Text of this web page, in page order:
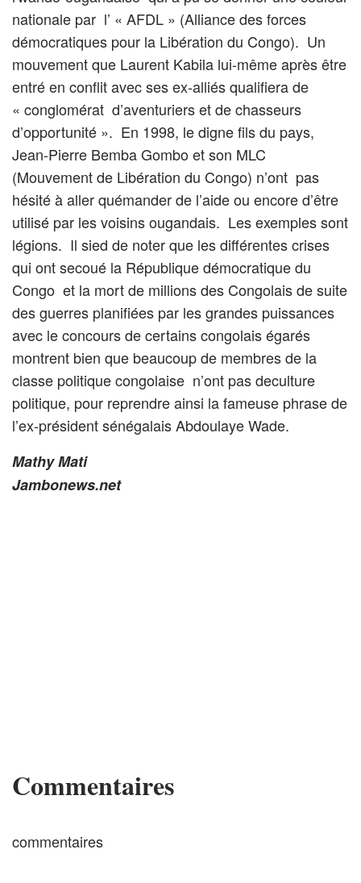
nationale par l’ « AFDL » (Alliance des forces
démocratiques pour la Libération du Congo). Un
mouvement que Laurent Kabila lui-même après être
entré en conflit avec ses ex-alliés qualifiera de
« conglomérat d’aventuriers et de chasseurs
d’opportunité ». En 1998, le digne fils du pays,
Jean-Pierre Bemba Gombo et son MLC
(Mouvement de Libération du Congo) n’ont pas
hésité à aller quémander de l’aide ou encore d’être
utilisé par les voisins ougandais. Les exemples sont
légions. Il sied de noter que les différentes crises
qui ont secoué la République démocratique du
Congo et la mort de millions des Congolais de suite
des guerres planifiées par les grandes puissances
avec le concours de certains congolais égarés
montrent bien que beaucoup de membres de la
classe politique congolaise n’ont pas deculture
politique, pour reprendre ainsi la fameuse phrase de
l’ex-président sénégalais Abdoulaye Wade.
Mathy Mati
Jambonews.net
Commentaires
commentaires